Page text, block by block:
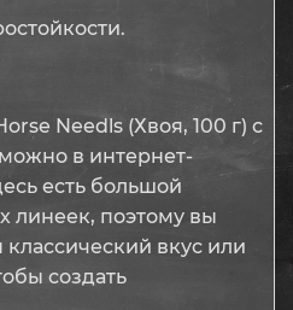
Needls (Хвоя, 100 г) с
в интернет-
есть большой
линеек, поэтому вы
вкус или
создать